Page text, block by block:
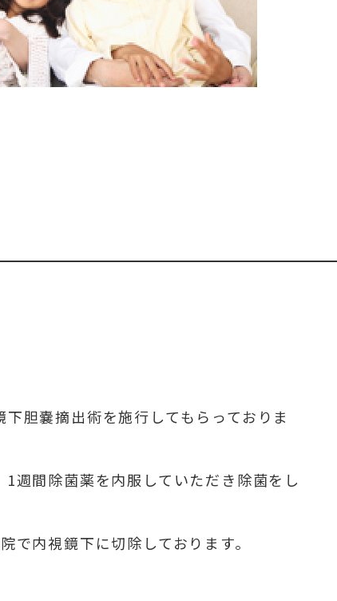
胆嚢摘出術を施行してもらっておりま
週間除菌薬を内服していただき除菌をし
内視鏡下に切除しております。